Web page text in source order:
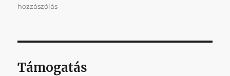
hozzászólásFebruár
Sportközpontok
nem
Támogatás